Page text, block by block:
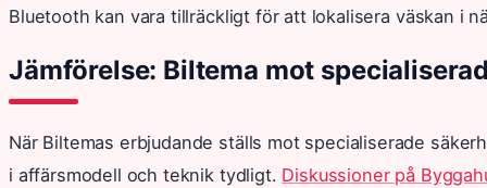
Bluetooth kan vara tillräckligt för att lokalisera väskan i
Jämförelse: Biltema mot
När Biltemas erbjudande ställs mot specialiserade
i affärsmodell och teknik tydligt. Diskussioner på